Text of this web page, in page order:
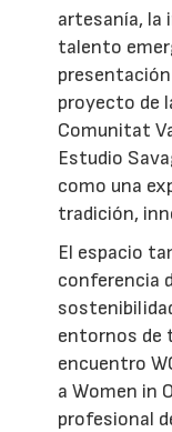
artesanía, la
talento
presentación
proyecto de
Comunitat
Estudio
como una
tradición,
El espacio
conferencia
entornos de
encuentro
a Women in
profesional